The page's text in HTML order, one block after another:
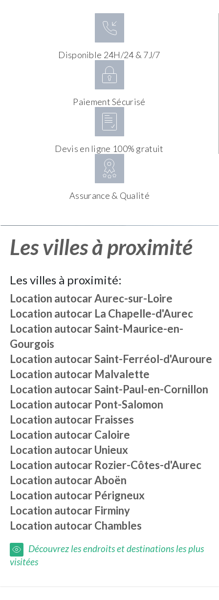
Disponible 24H/24 & 7J/7
Paiement Sécurisé
Devis en ligne 100% gratuit
Assurance & Qualité
Les villes à proximité
Les villes à proximité:
Location autocarAurec-sur-Loire
Location autocar La Chapelle-d'Aurec
Location autocarSaint-Maurice-en-
Gourgois
Location autocarSaint-Ferréol-d'Auroure
Location autocar Malvalette
Location autocarSaint-Paul-en-Cornillon
Location autocar Pont-Salomon
Location autocar Fraisses
Location autocarCaloire
Location autocarUnieux
Location autocar Rozier-Côtes-d'Aurec
Location autocarAboën
Location autocar Périgneux
Location autocar Firminy
Location autocarChambles
Découvrez les endroits et destinations les plus
visitées